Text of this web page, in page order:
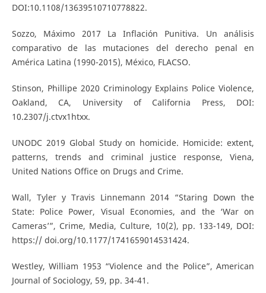
DOI:10.1108/13639510710778822.
Sozzo, Máximo 2017 La Inflación Punitiva. Un análisis
comparativo de las mutaciones del derecho penal en
América Latina (1990-2015), México, FLACSO.
Stinson, Phillipe 2020 Criminology Explains Police Violence,
Oakland, CA, University of California Press, DOI:
10.2307/j.ctvx1htxx.
UNODC 2019 Global Study on homicide. Homicide: extent,
patterns, trends and criminal justice response, Viena,
United Nations Office on Drugs and Crime.
Wall, Tyler y Travis Linnemann 2014 “Staring Down the
State: Police Power, Visual Economies, and the ‘War on
Cameras’”, Crime, Media, Culture, 10(2), pp. 133-149, DOI:
https:// doi.org/10.1177/1741659014531424.
Westley, William 1953 “Violence and the Police”, American
Journal of Sociology, 59, pp. 34-41.